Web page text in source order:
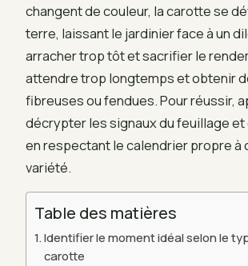
changent de couleur, la carotte se
terre, laissant le jardinier face à un
arracher trop tôt et sacrifier le
attendre trop longtemps et obtenir
fibreuses ou fendues. Pour réussir,
décrypter les signaux du feuillage
en respectant le calendrier propre à
variété.
Table des matières
Identifier le moment idéal selon le
carotte